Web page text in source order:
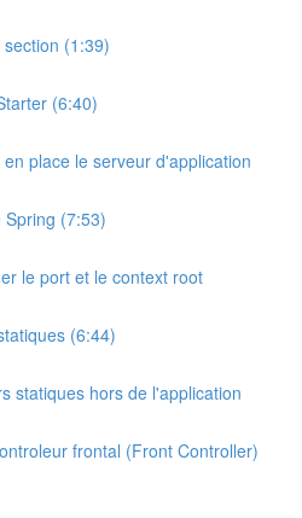
(1:39)
(6:40)
place le serveur d'application
(7:53)
le port et le context root
(6:44)
statiques hors de l'application
frontal (Front Controller)